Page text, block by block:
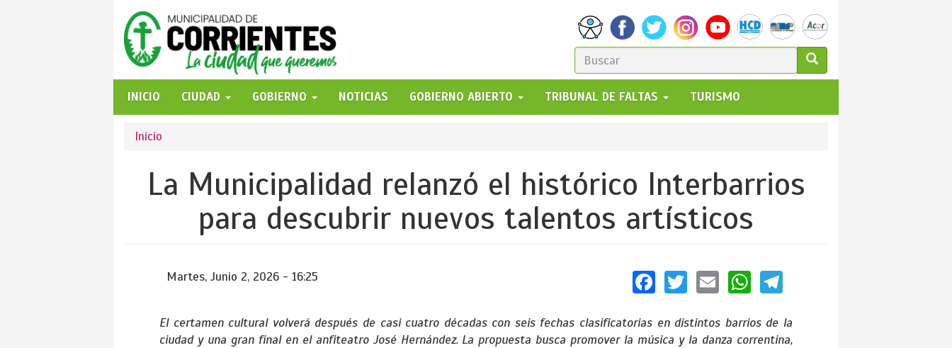
FORMULARIO
DE
BÚSQUEDA
GO!
INICIO
CIUDAD GOBIERNO NOTICIAS GOBIERNO ABIERTO TRIBUNAL DE FALTAS TURISMO
Se
encuentra
usted
Inicio
La Municipalidad relanzó el histórico Interbarrios
para descubrir nuevos talentos artísticos
Martes, Junio 2, 2026 - 16:25 Facebook
Twitter
EmailWhatsApp
Telegram
El certamen cultural volverá después de casi cuatro décadas con seis fechas clasificatorias en distintos barrios de la
ciudad y una gran final en el anfiteatro José Hernández. La propuesta busca promover la música y la danza correntina,